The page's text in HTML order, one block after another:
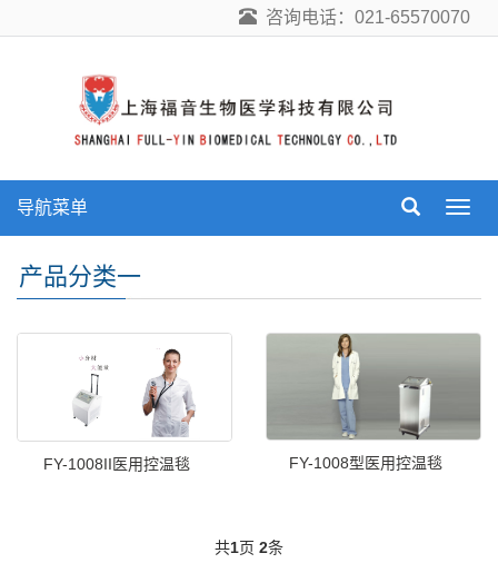
咨询电话：021-65570070
导
导航菜单
产品分类一
FY-1008II医用控温毯 FY-1008型医用控温毯
共1页 2条